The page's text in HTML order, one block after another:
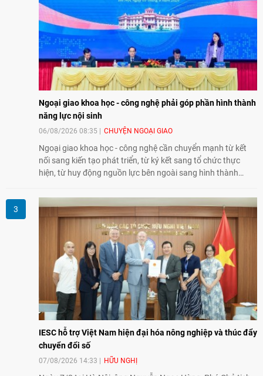
Ngoại giao khoa học - công nghệ phải góp phần hình thành
năng lực nội sinh
06/08/2026 08:35 CHUYỆN NGOẠI GIAO
Ngoại giao khoa học - công nghệ cần chuyển mạnh từ kết
nối sang kiến tạo phát triển, từ ký kết sang tổ chức thực
hiện, từ huy động nguồn lực bên ngoài sang hình thành
nghệ, đổi mới sáng tạo và chuyển đổi số trở thành động lực
phát triển đất nước.
IESC hỗ trợ Việt Nam hiện đại hóa nông nghiệp và thúc đẩy
chuyển đổi số
07/08/2026 14:33 HỮU NGHỊ